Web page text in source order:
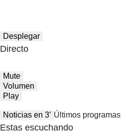
Desplegar
Directo
Mute
Volumen
Play
Noticias en 3′ Últimos programas
Estas escuchando